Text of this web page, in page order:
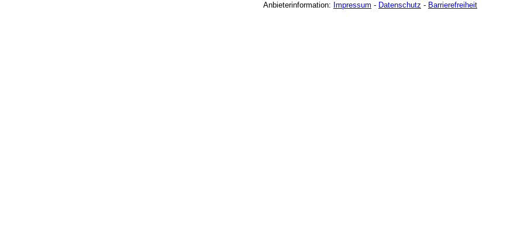
Anbieterinformation: Impressum - Datenschutz - Barrierefreiheit